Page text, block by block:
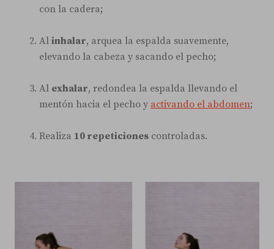
con la cadera;
Al inhalar, arquea la espalda suavemente,
elevando la cabeza y sacando el pecho;
Al exhalar, redondea la espalda llevando el
mentón hacia el pecho y activando el abdomen;
Realiza 10 repeticiones controladas.